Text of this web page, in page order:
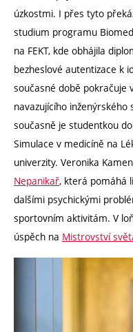
úzkostmi. I přes tyto
studium programu
na FEKT, kde obhájila
bezheslové autentizace k
současné době pokračuje
navazujícího
současně je studentkou
Simulace v medicíně na
univerzity. Veronika
Nepanikař, která pomáhá
dalšími psychickými
sportovním aktivitám. V
úspěch na Mistrovství